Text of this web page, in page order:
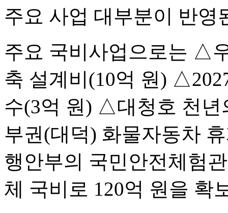
주요 사업 대부분이 반영
주요 국비사업으로는 △
축 설계비(10억 원)
수(3억 원) △대청호 천
부권(대덕) 화물자동차
행안부의 국민안전체험
체 국비로 120억 원을 확